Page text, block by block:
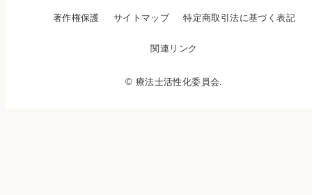
著作権保護 サイトマップ 特定商取引法に基づく表記
関連リンク
© 療法士活性化委員会.